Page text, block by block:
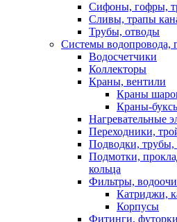
Сифоны, гофры,
Сливы, трапы
Трубы, отводы
Системы водопровода,
Водосчетчики
Коллекторы
Краны, вентили
Краны
Краны-
Нагревательные
Переходники,
Подводки, трубы,
Подмотки,
кольца
Фильтры,
Катриджи,
Корпусы
Фитинги,